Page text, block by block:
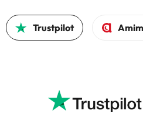
Trustpilot